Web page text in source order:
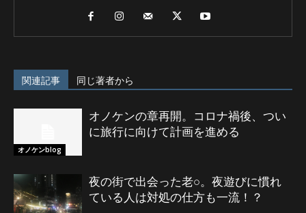
関連記事 同じ著者から
オノケンblog
オノケンの章再開。コロナ禍後、つい
に旅行に向けて計画を進める
夜の街で出会った老○。夜遊びに慣れ
ている人は対処の仕方も一流！？